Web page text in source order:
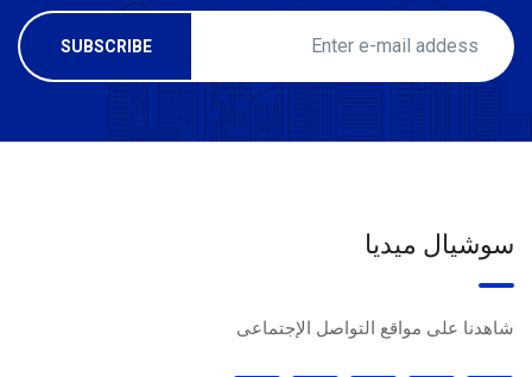
سوشيال ميديا
شاهدنا على مواقع التواصل الإجتماعى